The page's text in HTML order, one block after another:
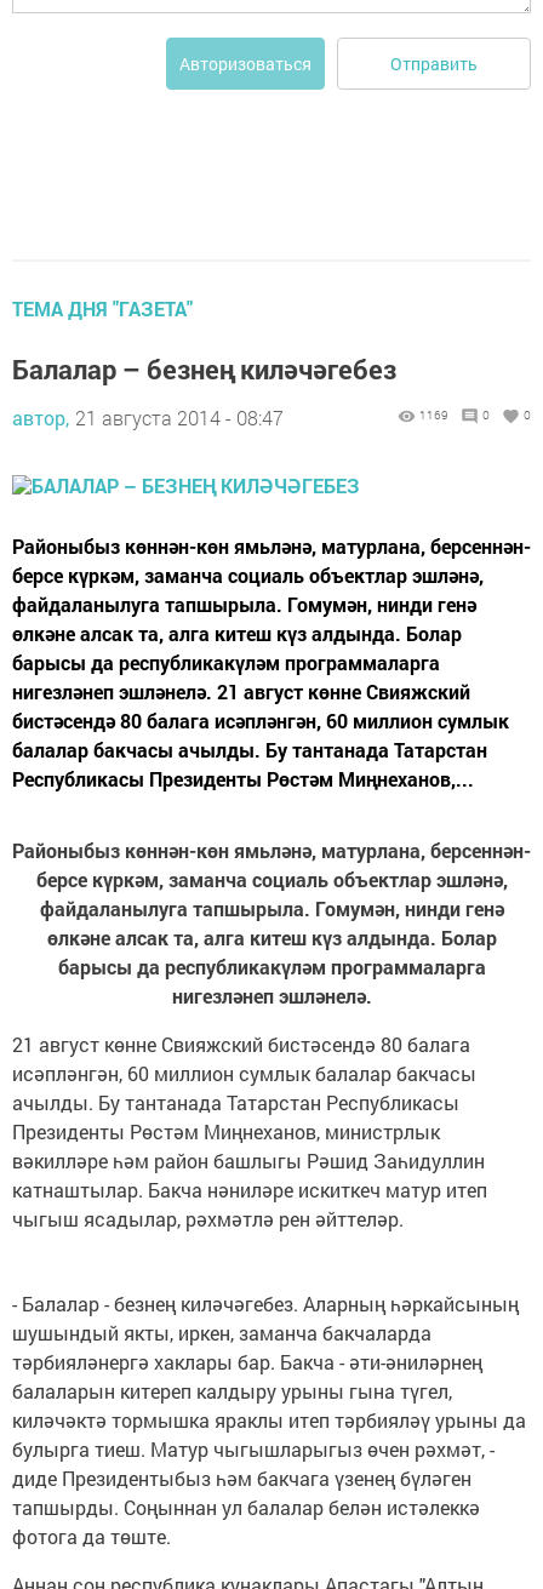
Авторизоваться Отправить
ТЕМА ДНЯ "ГАЗЕТА"
Балалар – безнең киләчәгебез
автор, 21 августа 2014 - 08:47 1169 0 0
Районыбыз көннән-көн ямьләнә, матурлана, берсеннән-
берсе күркәм, заманча социаль объектлар эшләнә,
файдаланылуга тапшырыла. Гомумән, нинди генә
өлкәне алсак та, алга китеш күз алдында. Болар
барысы да республикакүләм программаларга
нигезләнеп эшләнелә. 21 август көнне Свияжский
бистәсендә 80 балага исәпләнгән, 60 миллион сумлык
балалар бакчасы ачылды. Бу тантанада Татарстан
Республикасы Президенты Рөстәм Миңнеханов,...
Районыбыз көннән-көн ямьләнә, матурлана, берсеннән-
берсе күркәм, заманча социаль объектлар эшләнә,
файдаланылуга тапшырыла. Гомумән, нинди генә
өлкәне алсак та, алга китеш күз алдында. Болар
барысы да республикакүләм программаларга
нигезләнеп эшләнелә.
21 август көнне Свияжский бистәсендә 80 балага
исәпләнгән, 60 миллион сумлык балалар бакчасы
ачылды. Бу тантанада Татарстан Республикасы
Президенты Рөстәм Миңнеханов, министрлык
вәкилләре һәм район башлыгы Рәшид Заһидуллин
катнаштылар. Бакча нәниләре искиткеч матур итеп
чыгыш ясадылар, рәхмәтлә рен әйттеләр.
- Балалар - безнең киләчәгебез. Аларның һәркайсының
шушындый якты, иркен, заманча бакчаларда
тәрбияләнергә хаклары бар. Бакча - әти-әниләрнең
балаларын китереп калдыру урыны гына түгел,
киләчәктә тормышка яраклы итеп тәрбияләү урыны да
булырга тиеш. Матур чыгышларыгыз өчен рәхмәт, -
диде Президентыбыз һәм бакчага үзенең бүләген
тапшырды. Соңыннан ул балалар белән истәлеккә
фотога да төште.